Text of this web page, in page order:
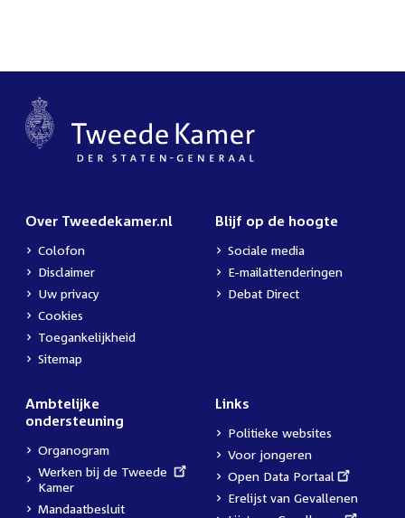
Over Tweedekamer.nl
Colofon
Disclaimer
Uw privacy
Cookies
Toegankelijkheid
Sitemap
Blijf op de hoogte
Sociale media
E-mailattenderingen
Debat Direct
Ambtelijke
ondersteuning
Organogram
External
link:
Werken bij de Tweede
Kamer
Mandaatbesluit
Links
Politieke websites
Voor jongeren
External
link:
Open Data Portaal
Erelijst van Gevallenen